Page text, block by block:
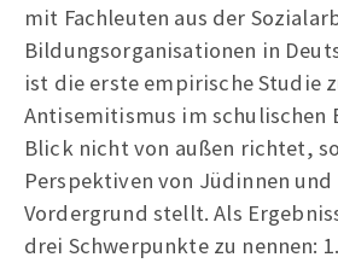
mit Fachleuten aus der
Bildungsorganisationen in
ist die erste empirische Studie
Antisemitismus im schulischen
Blick nicht von außen richtet,
Perspektiven von Jüdinnen
Vordergrund stellt. Als
drei Schwerpunkte zu nennen: